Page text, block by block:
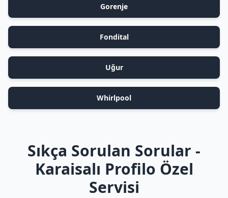
Gorenje
Fondital
Uğur
Whirlpool
Sıkça Sorulan Sorular -
Karaisalı Profilo Özel
Servisi